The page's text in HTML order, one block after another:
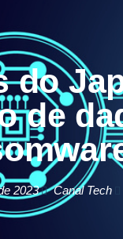
do
de
2023 Canal Tech